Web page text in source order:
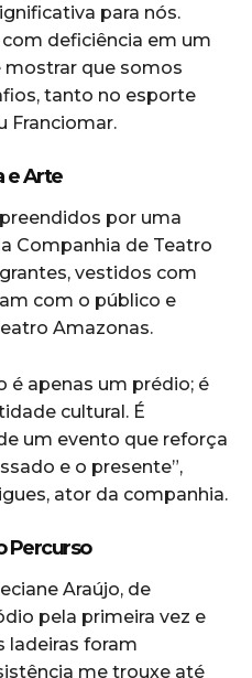
para nós.
deficiência em um
que somos
tanto no esporte
Franciomar.
e Arte
por uma
Companhia de Teatro
vestidos com
com o público e
Amazonas.
é apenas um prédio; é
cultural. É
um evento que reforça
e o presente”,
ator da companhia.
Percurso
Araújo, de
pela primeira vez e
ladeiras foram
me trouxe até